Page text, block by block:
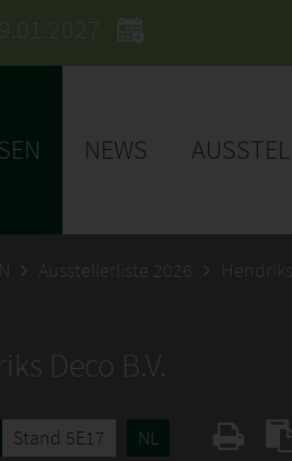
NEWS
Ausstellerliste 2026 Hendriks
Deco B.V.
Stand 5E17 NL